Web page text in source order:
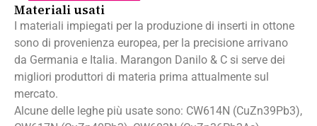
Materiali usati
I materiali impiegati per la produzione di inserti in ottone
sono di provenienza europea, per la precisione arrivano
da Germania e Italia. Marangon Danilo & C si serve dei
migliori produttori di materia prima attualmente sul
mercato.
Alcune delle leghe più usate sono: CW614N (CuZn39Pb3),